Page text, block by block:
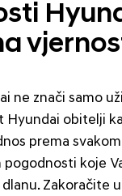
ne znači samo
Hyundai obitelji
prema
koje
Zakoračite